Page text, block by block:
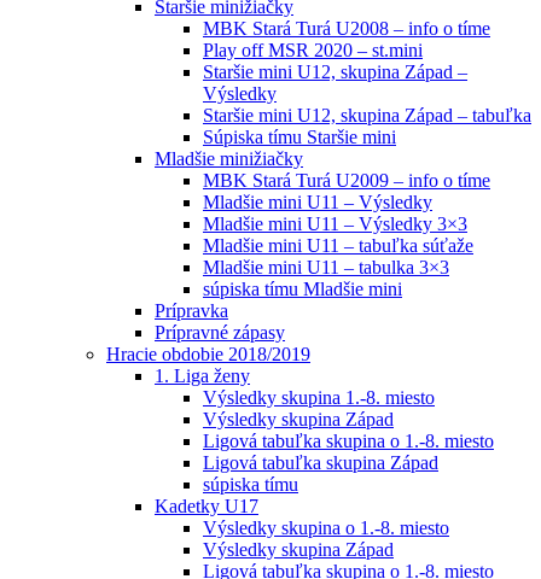
Staršie minižiačky
MBK Stará Turá U2008 – info o tíme
Play off MSR 2020 – st.mini
Staršie mini U12, skupina Západ –
Výsledky
Staršie mini U12, skupina Západ – tabuľka
Súpiska tímu Staršie mini
Mladšie minižiačky
MBK Stará Turá U2009 – info o tíme
Mladšie mini U11 – Výsledky
Mladšie mini U11 – Výsledky 3×3
Mladšie mini U11 – tabuľka súťaže
Mladšie mini U11 – tabulka 3×3
súpiska tímu Mladšie mini
Prípravka
Prípravné zápasy
Hracie obdobie 2018/2019
1. Liga ženy
Výsledky skupina 1.-8. miesto
Výsledky skupina Západ
Ligová tabuľka skupina o 1.-8. miesto
Ligová tabuľka skupina Západ
súpiska tímu
Kadetky U17
Výsledky skupina o 1.-8. miesto
Výsledky skupina Západ
Ligová tabuľka skupina o 1.-8. miesto